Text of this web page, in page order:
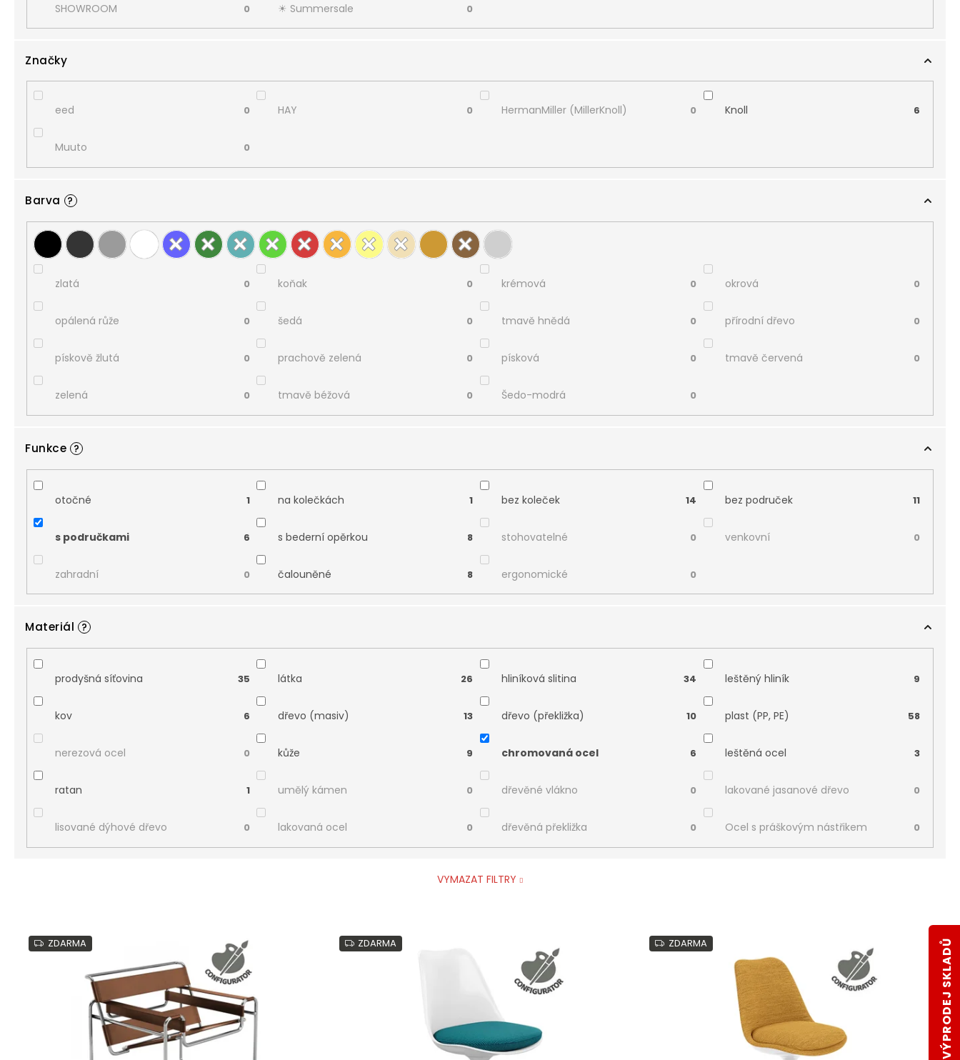
SHOWROOM 0 ☀︎ Summersale 0
Značky
eed 0 HAY 0 HermanMiller (MillerKnoll) 0 Knoll 6
Muuto 0
Barva ?
zlatá 0 koňak 0 krémová 0 okrová 0
opálená růže 0 šedá 0 tmavě hnědá 0 přírodní dřevo 0
pískově žlutá 0 prachově zelená 0 písková 0 tmavě červená 0
zelená 0 tmavě béžová 0 Šedo-modrá 0
Funkce ?
otočné 1 na kolečkách 1 bez koleček 14 bez područek 11
s područkami 6 s bederní opěrkou 8 stohovatelné 0 venkovní 0
zahradní 0 čalouněné 8 ergonomické 0
Materiál ?
prodyšná síťovina 35 látka 26 hliníková slitina 34 leštěný hliník 9
kov 6 dřevo (masiv) 13 dřevo (překližka) 10 plast (PP, PE) 58
nerezová ocel 0 kůže 9 chromovaná ocel 6 leštěná ocel 3
ratan 1 umělý kámen 0 dřevěné vlákno 0 lakované jasanové dřevo 0
lisované dýhové dřevo 0 lakovaná ocel 0 dřevěná překližka 0 Ocel s práškovým nástřikem 0
VYMAZAT FILTRY
ZDARMA ZDARMA ZDARMA VÝPRODEJ SKLADŮ